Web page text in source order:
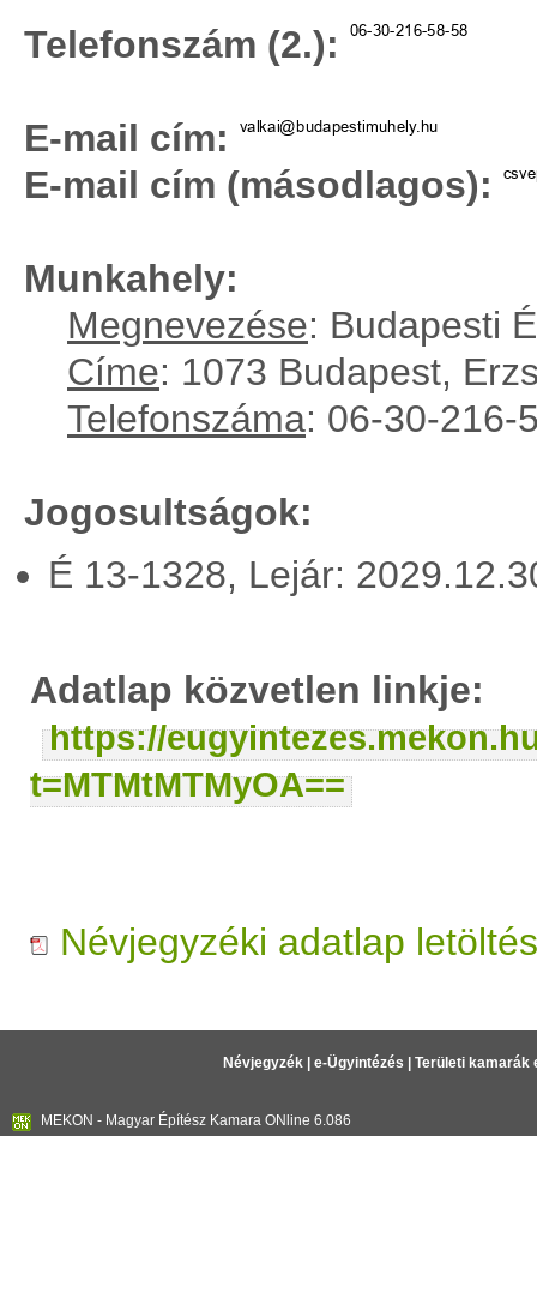
Telefonszám (2.):
E-mail cím:
E-mail cím (másodlagos):
Munkahely:
Megnevezése: Budapesti
Címe: 1073 Budapest,
Telefonszáma: 06-30-216-
Jogosultságok:
É 13-1328, Lejár:
Adatlap közvetlen linkje:
https://
t=MTMtMTMyOA==
Névjegyzéki adatlap
Névjegyzék| e-Ügyintézés Területi kamarák
MEKON - Magyar Építész Kamara ONline 6.086